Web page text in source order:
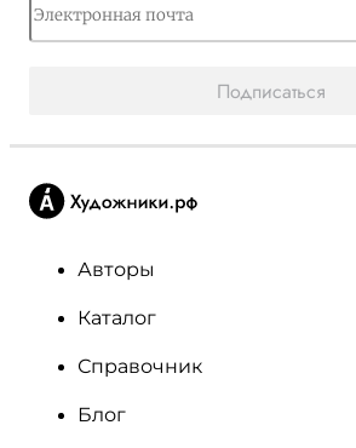
Подписаться
Авторы
Каталог
Справочник
Блог